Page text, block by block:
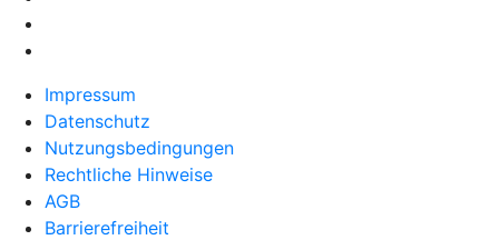
Impressum
Datenschutz
Nutzungsbedingungen
Rechtliche Hinweise
AGB
Barrierefreiheit